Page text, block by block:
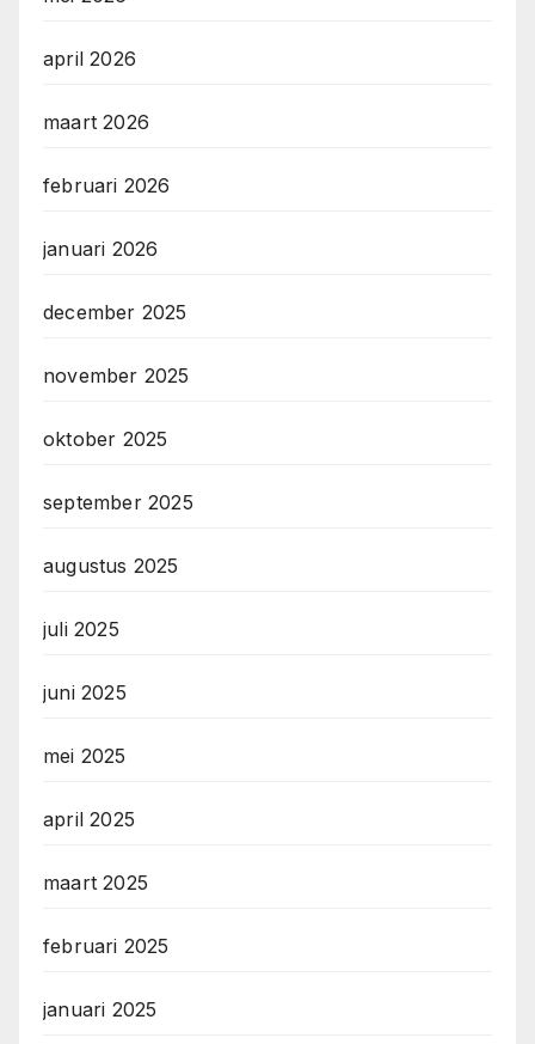
april 2026
maart 2026
februari 2026
januari 2026
december 2025
november 2025
oktober 2025
september 2025
augustus 2025
juli 2025
juni 2025
mei 2025
april 2025
maart 2025
februari 2025
januari 2025